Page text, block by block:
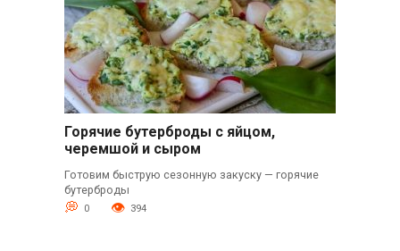
Горячие бутерброды с яйцом,
черемшой и сыром
Готовим быструю сезонную закуску — горячие
бутерброды
0 394